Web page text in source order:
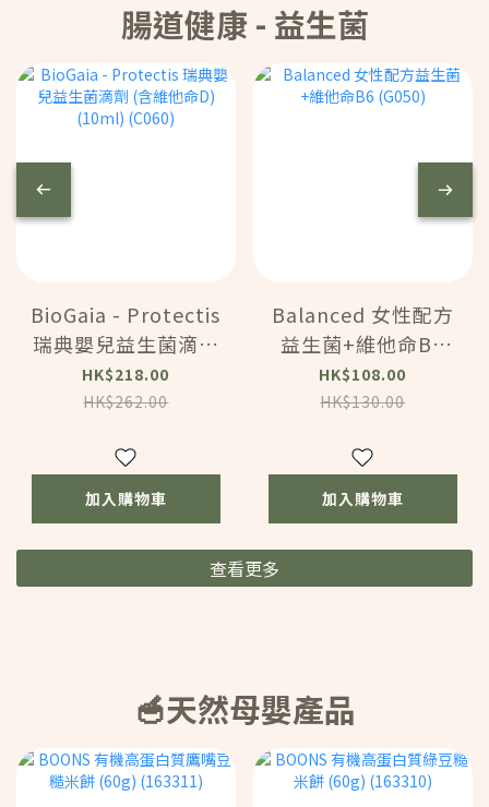
腸道健康 - 益生菌
BioGaia - Protectis
瑞典嬰兒益生菌滴劑
(含維他命D) (10ml)
(C060)
HK$218.00
HK$262.00
加入購物車
Balanced 女性配方
益生菌+維他命B6
(G050)
HK$108.00
HK$130.00
加入購物車
查看更多
🥣天然母嬰產品